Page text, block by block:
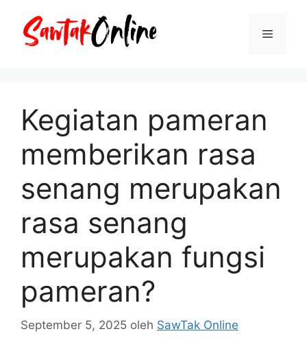
Menu
Kegiatan pameran
memberikan rasa
senang merupakan
rasa senang
merupakan fungsi
pameran?
September 5, 2025 oleh SawTak Online